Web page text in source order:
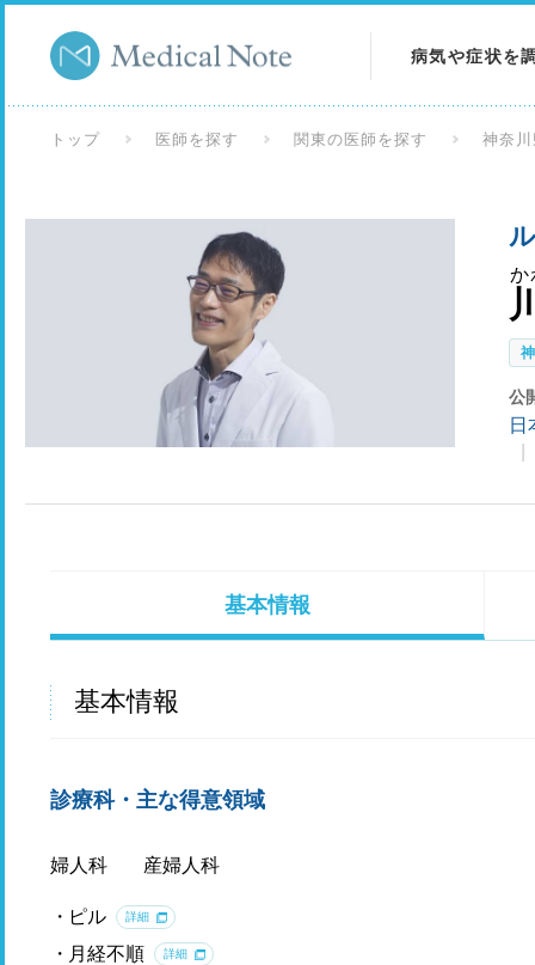
病気や症状を
検査を調べる
トップ 医師を探す 関東の医師を探す 神奈
か
公
日
基本情報
基本情報
診療科・主な得意領域
婦人科 産婦人科
ピル 詳細
月経不順 詳細